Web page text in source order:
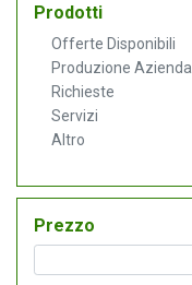
Prodotti
Offerte Disponibili
Produzione Azienda
Richieste
Servizi
Altro
Prezzo